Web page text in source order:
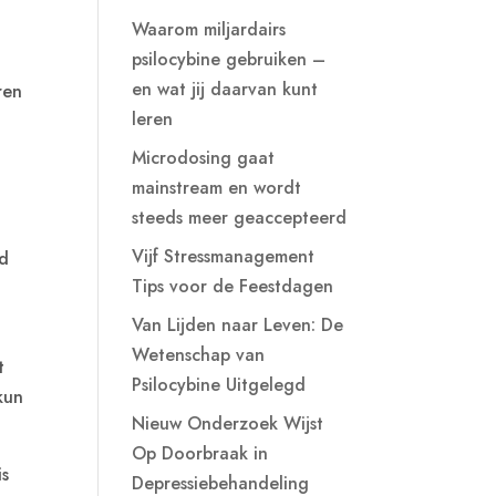
Waarom miljardairs
psilocybine gebruiken –
en wat jij daarvan kunt
leren
Microdosing gaat
mainstream en wordt
steeds meer geaccepteerd
Vijf Stressmanagement
Tips voor de Feestdagen
Van Lijden naar Leven: De
Wetenschap van
Psilocybine Uitgelegd
Nieuw Onderzoek Wijst
Op Doorbraak in
Depressiebehandeling